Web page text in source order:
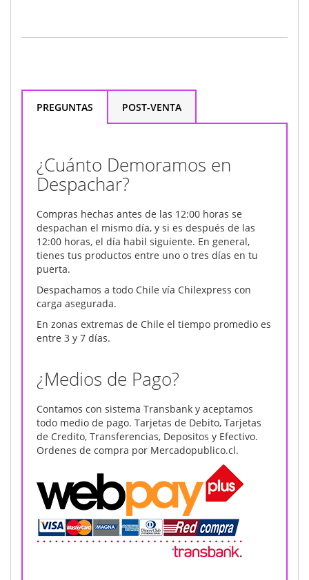
PREGUNTAS POST-VENTA
¿Cuánto Demoramos en
Despachar?
Compras hechas antes de las 12:00 horas se
despachan el mismo día, y si es después de las
12:00 horas, el día habil siguiente. En general,
tienes tus productos entre uno o tres días en tu
puerta.
Despachamos a todo Chile vía Chilexpress con
carga asegurada.
En zonas extremas de Chile el tiempo promedio es
entre 3 y 7 días.
¿Medios de Pago?
Contamos con sistema Transbank y aceptamos
todo medio de pago. Tarjetas de Debito, Tarjetas
de Credito, Transferencias, Depositos y Efectivo.
Ordenes de compra por Mercadopublico.cl.